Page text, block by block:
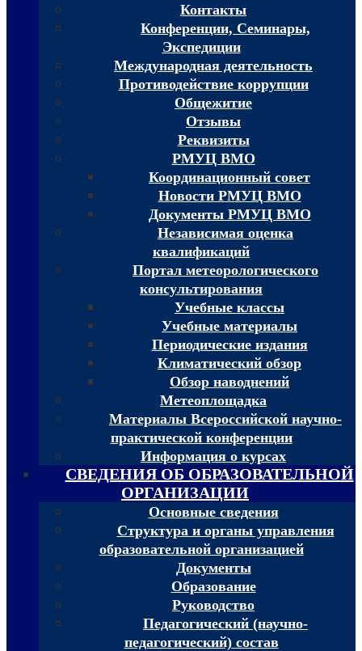
Контакты
Конференции, Семинары,
Экспедиции
Международная деятельность
Противодействие коррупции
Общежитие
Отзывы
Реквизиты
РМУЦ ВМО
Координационный совет
Новости РМУЦ ВМО
Документы РМУЦ ВМО
Независимая оценка
квалификаций
Портал метеорологического
консультирования
Учебные классы
Учебные материалы
Периодические издания
Климатический обзор
Обзор наводнений
Метеоплощадка
Материалы Всероссийской научно-
практической конференции
Информация о курсах
СВЕДЕНИЯ ОБ ОБРАЗОВАТЕЛЬНОЙ
ОРГАНИЗАЦИИ
Основные сведения
Структура и органы управления
образовательной организацией
Документы
Образование
Руководство
Педагогический (научно-
педагогический) состав